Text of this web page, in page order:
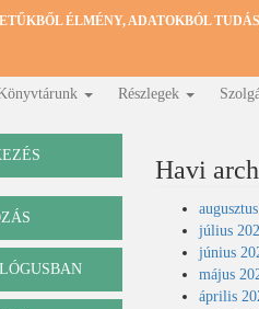
ÉLMÉNY, ADATOKBÓL
Részlegek
Havi
július
június
május
április